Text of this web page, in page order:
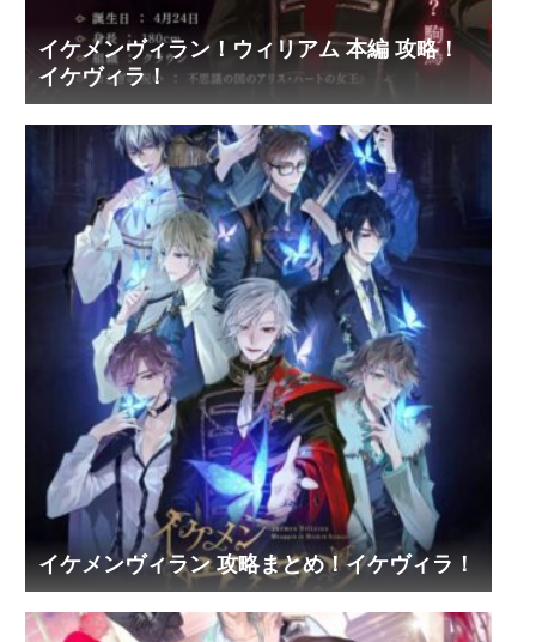
イケメンヴィラン！ウィリアム 本編 攻略！
イケヴィラ！
イケメンヴィラン 攻略まとめ！イケヴィラ！